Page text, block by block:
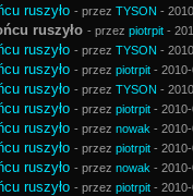
ruszyło - przez TYSON -
ruszyło - przez piotrpit -
ruszyło - przez TYSON -
ruszyło - przez piotrpit -
ruszyło - przez TYSON -
ruszyło - przez piotrpit -
ruszyło - przez nowak -
ruszyło - przez piotrpit -
ruszyło - przez nowak -
ruszyło - przez piotrpit -